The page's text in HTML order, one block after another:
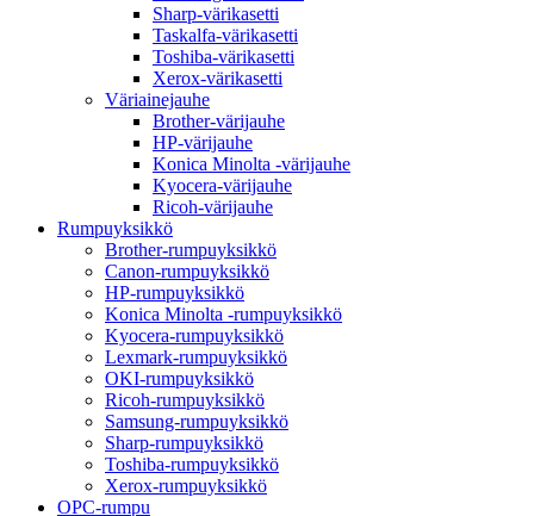
Sharp-värikasetti
Taskalfa-värikasetti
Toshiba-värikasetti
Xerox-värikasetti
Väriainejauhe
Brother-värijauhe
HP-värijauhe
Konica Minolta -värijauhe
Kyocera-värijauhe
Ricoh-värijauhe
Rumpuyksikkö
Brother-rumpuyksikkö
Canon-rumpuyksikkö
HP-rumpuyksikkö
Konica Minolta -rumpuyksikkö
Kyocera-rumpuyksikkö
Lexmark-rumpuyksikkö
OKI-rumpuyksikkö
Ricoh-rumpuyksikkö
Samsung-rumpuyksikkö
Sharp-rumpuyksikkö
Toshiba-rumpuyksikkö
Xerox-rumpuyksikkö
OPC-rumpu